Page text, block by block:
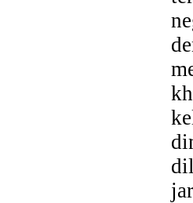
dukungan terhadap kegiatan
digelar di Regal Hotel Hong